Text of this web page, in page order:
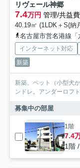
リヴェール神郷
7.4万円 管理/共益
40.19㎡ (1LDK＋S(納
名古屋市営名港線
インターネット対応
新築
新築。ペット（小型犬
ンドレ。アンダーロフ
募集中の部屋
1階
7.4
1階